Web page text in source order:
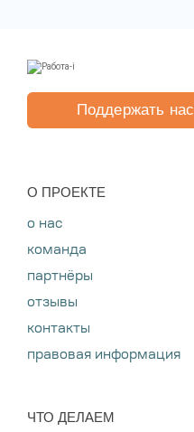
Поддержать нас
O ПРОЕКТЕ
о нас
команда
партнёры
отзывы
контакты
правовая информация
ЧТО ДЕЛАЕМ